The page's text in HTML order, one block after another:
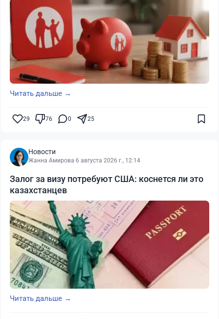
Читать дальше →
29 76 0 25
Новости
Жанна Амирова·6 августа 2026 г., 12:14
Залог за визу потребуют США: коснется ли это
казахстанцев
Читать дальше →